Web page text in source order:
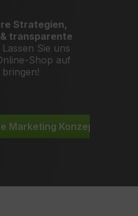
Strategien,
transparente
Lassen Sie uns
Shop auf
Marketing Konzept - Jetzt